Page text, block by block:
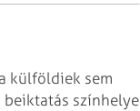
külföldiek sem
beiktatás színhelye